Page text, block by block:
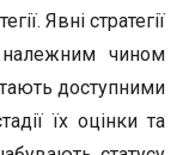
Явні стратегії
належним чином
доступними
їх оцінки та